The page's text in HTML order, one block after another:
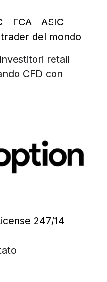
- FCA - ASIC
del mondo
retail
CFD con
247/14